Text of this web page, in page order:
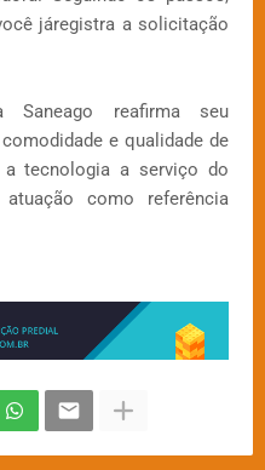
járegistra a solicitação
Saneago reafirma seu
e qualidade de
a tecnologia a serviço do
como referência